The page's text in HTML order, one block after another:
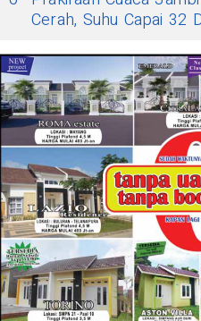
Cerah, Suhu Capai 32